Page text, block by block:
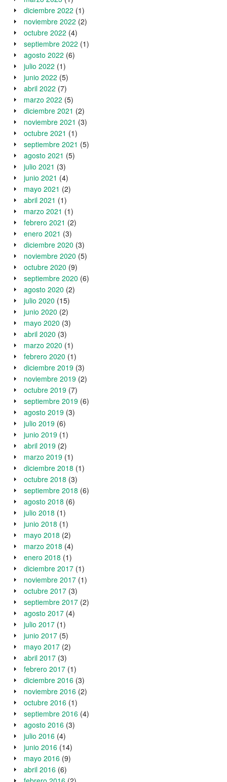
diciembre 2022 (1)
noviembre 2022 (2)
octubre 2022 (4)
septiembre 2022 (1)
agosto 2022 (6)
julio 2022 (1)
junio 2022 (5)
abril 2022 (7)
marzo 2022 (5)
diciembre 2021 (2)
noviembre 2021 (3)
octubre 2021 (1)
septiembre 2021 (5)
agosto 2021 (5)
julio 2021 (3)
junio 2021 (4)
mayo 2021 (2)
abril 2021 (1)
marzo 2021 (1)
febrero 2021 (2)
enero 2021 (3)
diciembre 2020 (3)
noviembre 2020 (5)
octubre 2020 (9)
septiembre 2020 (6)
agosto 2020 (2)
julio 2020 (15)
junio 2020 (2)
mayo 2020 (3)
abril 2020 (3)
marzo 2020 (1)
febrero 2020 (1)
diciembre 2019 (3)
noviembre 2019 (2)
octubre 2019 (7)
septiembre 2019 (6)
agosto 2019 (3)
julio 2019 (6)
junio 2019 (1)
abril 2019 (2)
marzo 2019 (1)
diciembre 2018 (1)
octubre 2018 (3)
septiembre 2018 (6)
agosto 2018 (6)
julio 2018 (1)
junio 2018 (1)
mayo 2018 (2)
marzo 2018 (4)
enero 2018 (1)
diciembre 2017 (1)
noviembre 2017 (1)
octubre 2017 (3)
septiembre 2017 (2)
agosto 2017 (4)
julio 2017 (1)
junio 2017 (5)
mayo 2017 (2)
abril 2017 (3)
febrero 2017 (1)
diciembre 2016 (3)
noviembre 2016 (2)
octubre 2016 (1)
septiembre 2016 (4)
agosto 2016 (3)
julio 2016 (4)
junio 2016 (14)
mayo 2016 (9)
abril 2016 (6)